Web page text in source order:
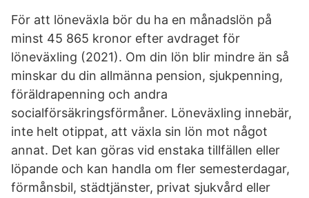
För att löneväxla bör du ha en månadslön på
minst 45 865 kronor efter avdraget för
löneväxling (2021). Om din lön blir mindre än så
minskar du din allmänna pension, sjukpenning,
föräldrapenning och andra
socialförsäkringsförmåner. Löneväxling innebär,
inte helt otippat, att växla sin lön mot något
annat. Det kan göras vid enstaka tillfällen eller
löpande och kan handla om fler semesterdagar,
förmånsbil, städtjänster, privat sjukvård eller